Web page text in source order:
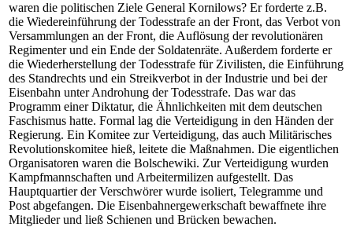
waren die politischen Ziele General Kornilows? Er forderte z.B.
die Wiedereinführung der Todesstrafe an der Front, das Verbot von
Versammlungen an der Front, die Auflösung der revolutionären
Regimenter und ein Ende der Soldatenräte. Außerdem forderte er
die Wiederherstellung der Todesstrafe für Zivilisten, die Einführung
des Standrechts und ein Streikverbot in der Industrie und bei der
Eisenbahn unter Androhung der Todesstrafe. Das war das
Programm einer Diktatur, die Ähnlichkeiten mit dem deutschen
Faschismus hatte. Formal lag die Verteidigung in den Händen der
Regierung. Ein Komitee zur Verteidigung, das auch Militärisches
Revolutionskomitee hieß, leitete die Maßnahmen. Die eigentlichen
Organisatoren waren die Bolschewiki. Zur Verteidigung wurden
Kampfmannschaften und Arbeitermilizen aufgestellt. Das
Hauptquartier der Verschwörer wurde isoliert, Telegramme und
Post abgefangen. Die Eisenbahnergewerkschaft bewaffnete ihre
Mitglieder und ließ Schienen und Brücken bewachen.